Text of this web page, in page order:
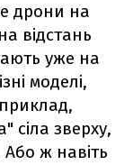
дрони на
відстань
уже на
моделі,
сіла зверху,
Або ж навіть